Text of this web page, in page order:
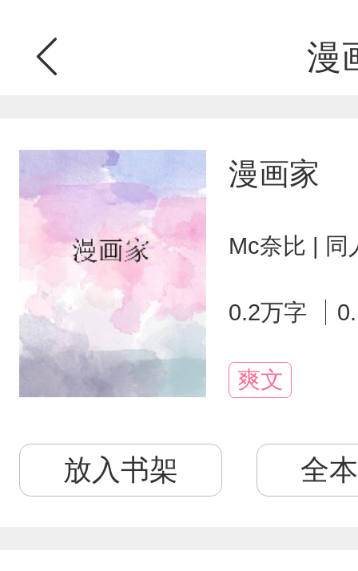
漫
漫画家
Mc奈比 | 同
0.2万字
爽文
放入书架 全